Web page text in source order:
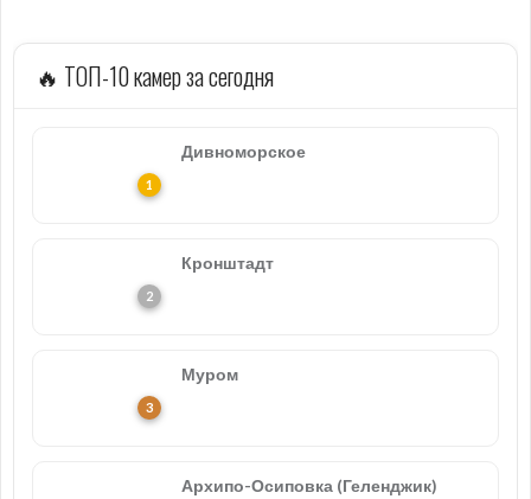
🔥 ТОП-10 камер за сегодня
Дивноморское
Кронштадт
Муром
Архипо-Осиповка (Геленджик)